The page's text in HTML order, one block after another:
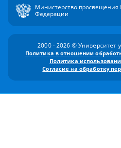
Министерство просвещения
Федерации
2000 - 2026 © Университет
Политика в отношении
Политика
Согласие на обработку